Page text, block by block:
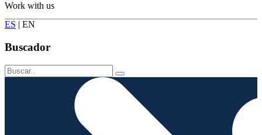
Work with us
ES | EN
Buscador